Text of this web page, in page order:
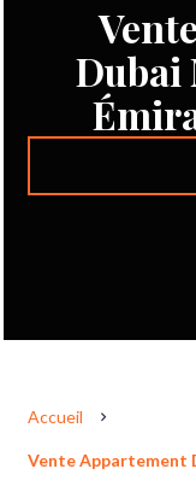
Dubai
Accueil
Vente Appartement